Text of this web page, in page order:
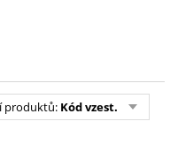
produktů: Kód vzest.